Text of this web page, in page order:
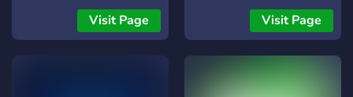
Visit Page
and creators. ➥ LIMITED
TIME DEAL Get your
branding for FREE by
supporting the community!
◈ Invite users to the server
Visit Page